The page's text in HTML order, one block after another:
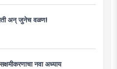
अन् जुनेच वळण!
नवा अध्याय